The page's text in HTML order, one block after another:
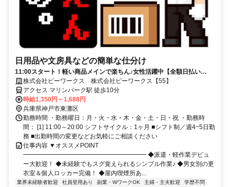
日用品や文房具などの簡単な仕分け
11:00スタート！軽い商品メインで楽ちん♪女性活躍中【全額日払い
OK】株式会社ビーワークス 株式会社ビーワークス【55】
アクセス マリンパーク駅 徒歩10分
時給1,350円～1,688円
兵庫県神戸市東灘区
勤務時間 ・勤務曜日：月・火・水・木・金・土・日・祝 ・勤務時
間： [1] 11:00～20:00 シフトサイクル：1ヶ月 ■シフト制／週4~5日勤
務 ■出勤時間の変更などお気軽にご相談ください
仕事内容 ▼オススメPOINT
━━━━━━━━━━━━━━━━━━━━ ◆派遣・軽作業デビュ
ー大歓迎！ ◆未経験でもスグ覚えられるシンプル作業♪ ◆男女別の更
衣室＆個人ロッカー完備！ ◆屋内喫煙所あ...
業界未経験者歓迎 社員登用あり 副業・WワークOK 主婦・主夫歓迎
学歴不問